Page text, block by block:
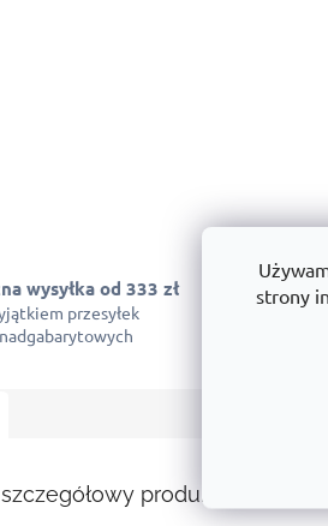
strony
wysyłka od 333 zł
przesyłek
Możemy
produktu